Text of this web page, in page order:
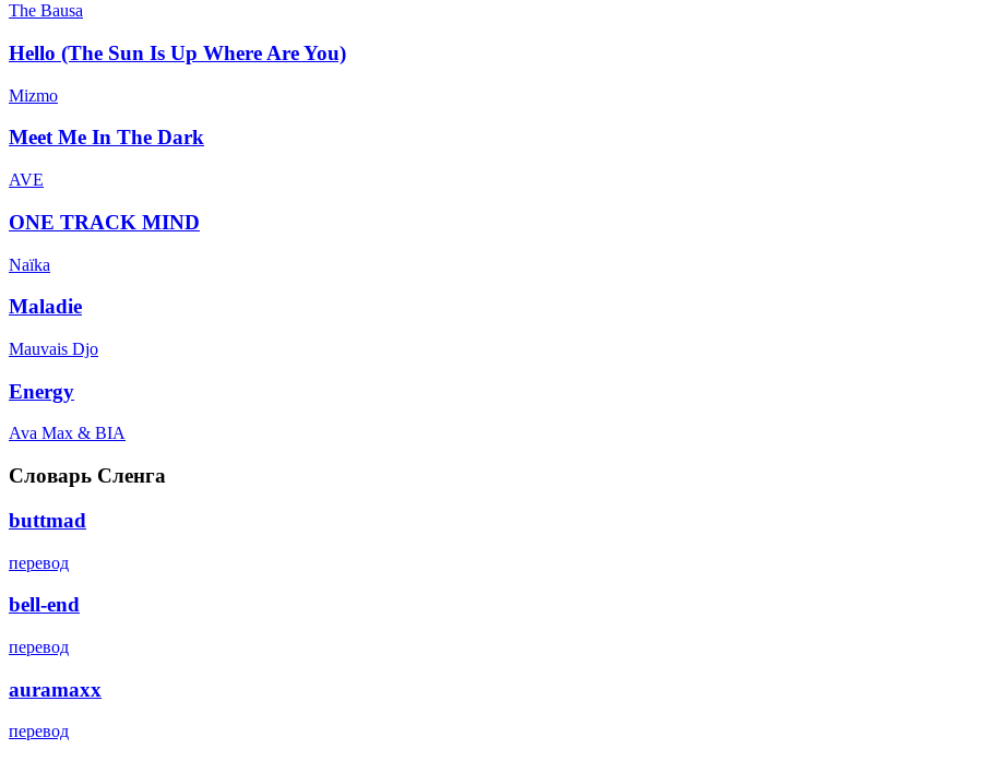
The Bausa
Hello (The Sun Is Up Where Are You)
Mizmo
Meet Me In The Dark
AVE
ONE TRACK MIND
Naïka
Maladie
Mauvais Djo
Energy
Ava Max & BIA
Словарь Сленга
buttmad
перевод
bell-end
перевод
auramaxx
перевод